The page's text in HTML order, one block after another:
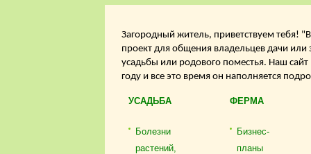
Загородный житель, приветствуем тебя!
проект для общения владельцев дачи или
усадьбы или родового поместья. Наш
году и все это время он наполняется
УСАДЬБА
Болезни
растений,
ФЕРМА
Бизнес-
планы